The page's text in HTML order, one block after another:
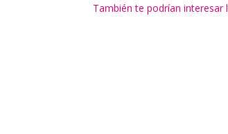
También te podrían interesar